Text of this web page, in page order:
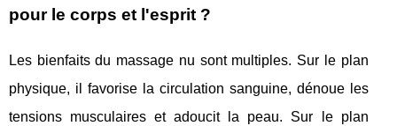
pour le corps et l'esprit ?
Les bienfaits du massage nu sont multiples. Sur le plan
physique, il favorise la circulation sanguine, dénoue les
tensions musculaires et adoucit la peau. Sur le plan